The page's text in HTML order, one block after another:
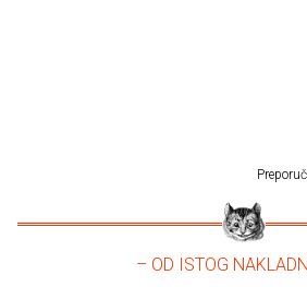
– OD ISTOG